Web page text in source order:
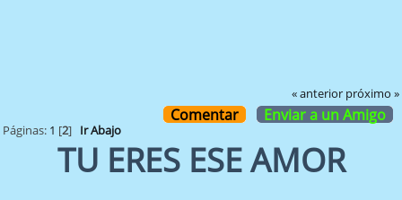
« anterior próximo »
Comentar Enviar a un Amigo
Páginas: 1 [2] Ir Abajo
TU ERES ESE AMOR